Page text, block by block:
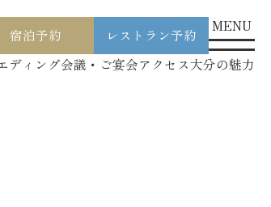
ディング会議・ご宴会アクセス大分の魅力
宿泊予約 レストラン予約
MENU